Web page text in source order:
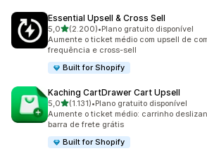
Essential Upsell & Cross Sell
5,0de 5 estrelas
(2.200)
2200 avaliações ao todo
•Plano gratuito disponível
Aumente o ticket médio com upsell de
frequência e cross-sell
Built for Shopify
Kaching CartDrawer Cart Upsell
5,0de 5 estrelas
(1.131)
1131 avaliações ao todo
•Plano gratuito disponível
Aumente o ticket médio: carrinho
barra de frete grátis
Built for Shopify